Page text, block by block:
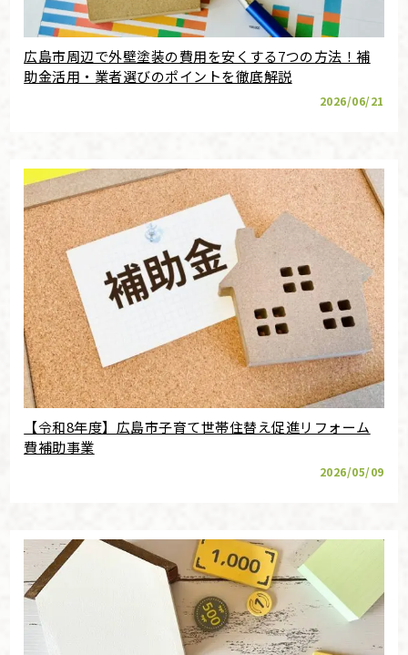
広島市周辺で外壁塗装の費用を安くする7つの方法！補
助金活用・業者選びのポイントを徹底解説
2026/06/21
【令和8年度】広島市子育て世帯住替え促進リフォーム
費補助事業
2026/05/09